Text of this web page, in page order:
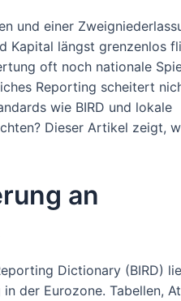
und einer
Kapital längst grenzenlos
oft noch nationale
Reporting scheitert
wie BIRD und lokale
Dieser Artikel zeigt,
an
Dictionary (BIRD)
der Eurozone. Tabellen,